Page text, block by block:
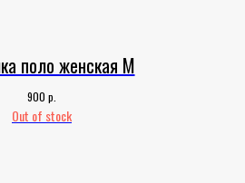
поло женская M
900 р.
Out of stock